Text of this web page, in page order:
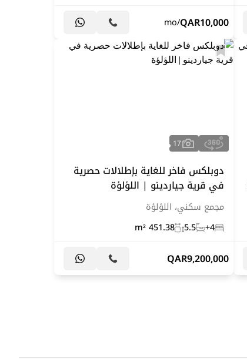
10,000
QAR
/mo
17
دوبلكس فاخر للغاية بإطلالات حصرية
في قرية جياردينو | اللؤلؤة
مجمع سكني، اللؤلؤة
4+
5.5
451.38 m²
9,200,000
QAR